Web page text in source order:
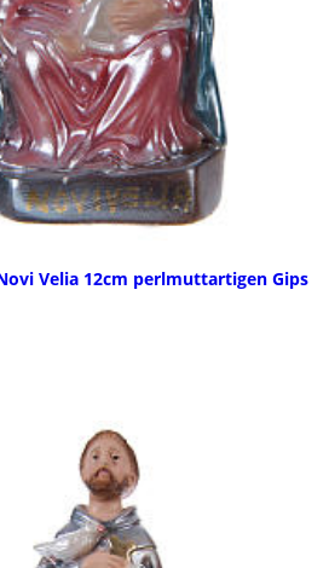
Velia 12cm perlmuttartigen Gips